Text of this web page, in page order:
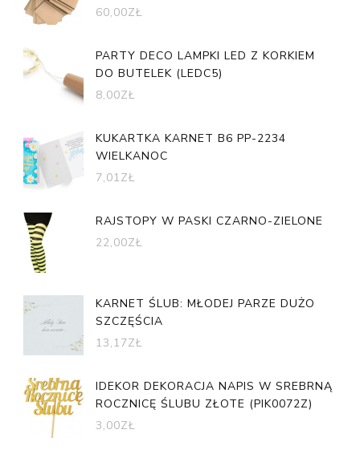
60,00ZŁ
PARTY DECO LAMPKI LED Z KORKIEM
DO BUTELEK (LEDC5)
8,00ZŁ
KUKARTKA KARNET B6 PP-2234
WIELKANOC
7,01ZŁ
RAJSTOPY W PASKI CZARNO-ZIELONE
22,00ZŁ
KARNET ŚLUB: MŁODEJ PARZE DUŻO
SZCZĘŚCIA
13,17ZŁ
IDEKOR DEKORACJA NAPIS W SREBRNĄ
ROCZNICĘ ŚLUBU ZŁOTE (PIK0072Z)
3,00ZŁ